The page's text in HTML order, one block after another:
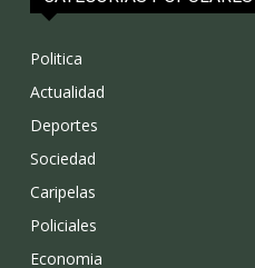
Politica
Actualidad
Deportes
Sociedad
Caripelas
Policiales
Economia